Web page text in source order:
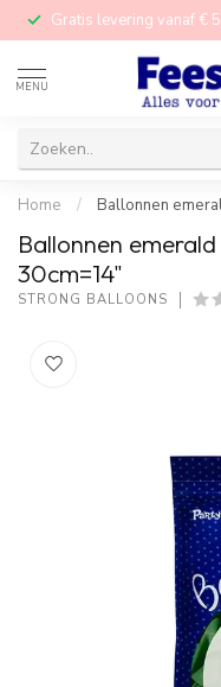
Gratis levering vanaf €
MENU
Home / Ballonnen
Ballonnen
30cm=14"
STRONG BALLOONS